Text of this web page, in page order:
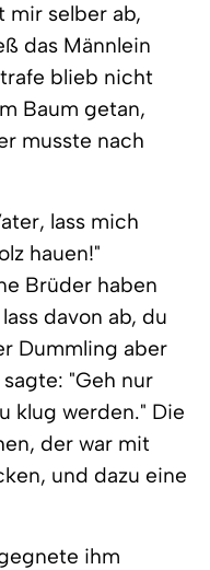
mir selber ab,
das Männlein
blieb nicht
Baum getan,
musste nach
lass mich
hauen!"
Brüder haben
davon ab, du
Dummling aber
"Geh nur
klug werden." Die
der war mit
und dazu eine
ihm